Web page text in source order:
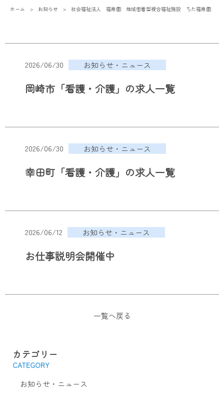
ホーム お知らせ 社会福祉法人 福寿園 地域密着型複合福祉施設 ちた福寿園
2026/06/30 お知らせ・ニュース
岡崎市「看護・介護」の求人一覧
2026/06/30 お知らせ・ニュース
幸田町「看護・介護」の求人一覧
2026/06/12 お知らせ・ニュース
お仕事説明会開催中
一覧へ戻る
カテゴリー
CATEGORY
お知らせ・ニュース